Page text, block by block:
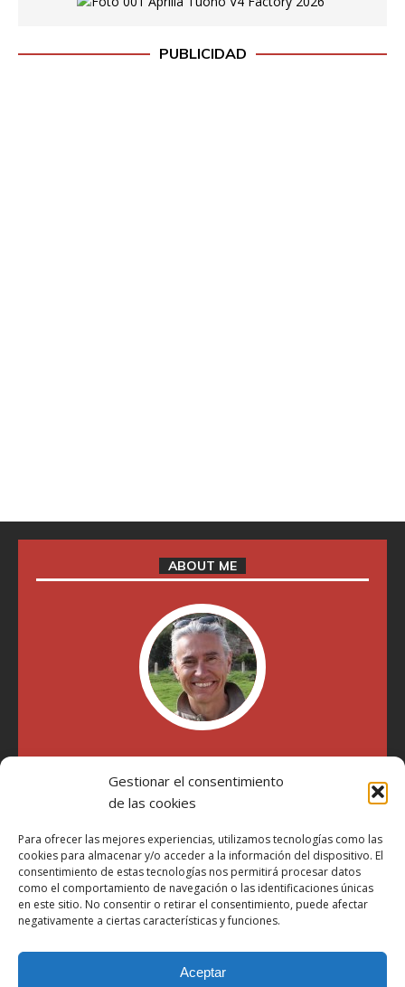
Gestionar el consentimiento
de las cookies
Para ofrecer las mejores experiencias, utilizamos tecnologías como las
cookies para almacenar y/o acceder a la información del dispositivo. El
consentimiento de estas tecnologías nos permitirá procesar datos
como el comportamiento de navegación o las identificaciones únicas
en este sitio. No consentir o retirar el consentimiento, puede afectar
negativamente a ciertas características y funciones.
Aceptar
PUBLICIDAD
ABOUT ME
"Soy Manel Hospido, nací en Valencia en 1969 y desde el
año 2007 he escrito sobre motos en distintos medios.
Millatrece.com es una apuesta por escribir sobre lo que me
participa"
Aviso Legal
Política de Privacidad
Más Información sobre Cookies